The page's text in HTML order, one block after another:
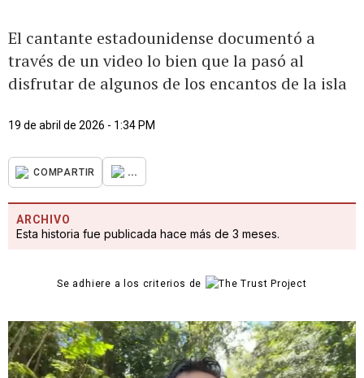
El cantante estadounidense documentó a
través de un video lo bien que la pasó al
disfrutar de algunos de los encantos de la isla
19 de abril de 2026 - 1:34 PM
COMPARTIR ...
ARCHIVO
Esta historia fue publicada hace más de 3 meses.
Se adhiere a los criterios de